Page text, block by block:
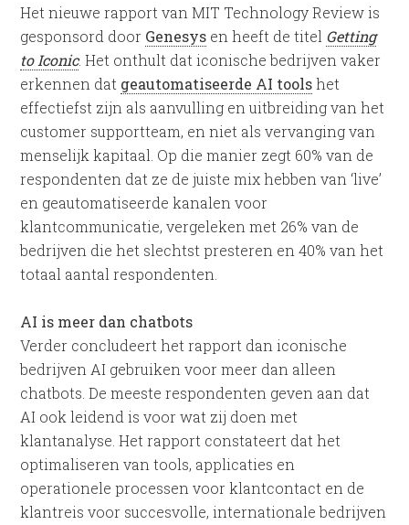
Het nieuwe rapport van MIT Technology Review is
gesponsord door Genesys en heeft de titel Getting
to Iconic. Het onthult dat iconische bedrijven vaker
erkennen dat geautomatiseerde AI toolshet
effectiefst zijn als aanvulling en uitbreiding van het
customer supportteam, en niet als vervanging van
menselijk kapitaal. Op die manier zegt 60% van de
respondenten dat ze de juiste mix hebben van ‘live’
en geautomatiseerde kanalen voor
klantcommunicatie, vergeleken met 26% van de
bedrijven die het slechtst presteren en 40% van het
totaal aantal respondenten.
AI is meer dan chatbots
Verder concludeert het rapport dan iconische
bedrijven AI gebruiken voor meer dan alleen
chatbots. De meeste respondenten geven aan dat
AI ook leidend is voor wat zij doen met
klantanalyse. Het rapport constateert dat het
optimaliseren van tools, applicaties en
operationele processen voor klantcontact en de
klantreis voor succesvolle, internationale bedrijven